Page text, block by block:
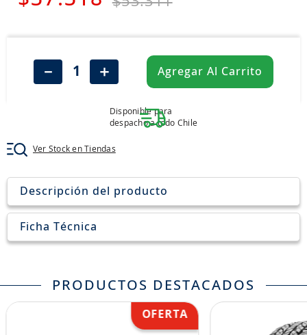
＋
－ Agregar Al Carrito
Disponible para
despacho a todo Chile
Ver Stock en Tiendas
Descripción del producto
Ficha Técnica
PRODUCTOS DESTACADOS
7.
jockey
john deere